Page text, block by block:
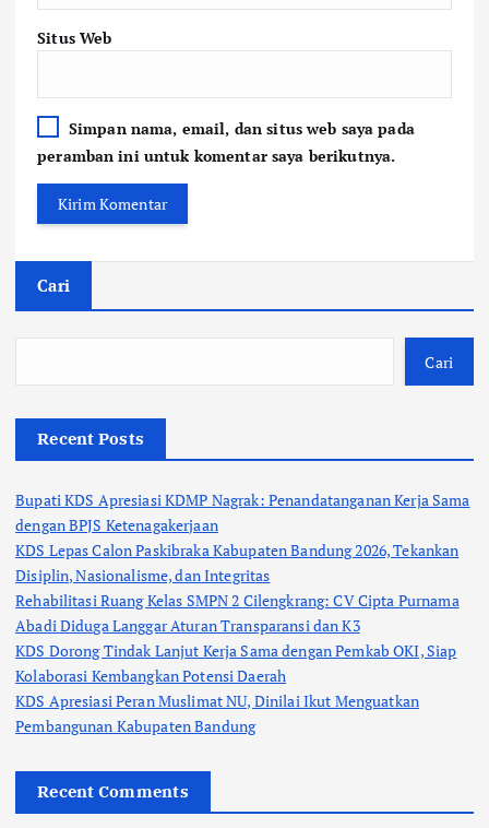
Situs Web
Simpan nama, email, dan situs web saya pada
peramban ini untuk komentar saya berikutnya.
Cari
Cari
Recent Posts
Bupati KDS Apresiasi KDMP Nagrak: Penandatanganan Kerja Sama
dengan BPJS Ketenagakerjaan
KDS Lepas Calon Paskibraka Kabupaten Bandung 2026, Tekankan
Disiplin, Nasionalisme, dan Integritas
Rehabilitasi Ruang Kelas SMPN 2 Cilengkrang: CV Cipta Purnama
Abadi Diduga Langgar Aturan Transparansi dan K3
KDS Dorong Tindak Lanjut Kerja Sama dengan Pemkab OKI, Siap
Kolaborasi Kembangkan Potensi Daerah
KDS Apresiasi Peran Muslimat NU, Dinilai Ikut Menguatkan
Pembangunan Kabupaten Bandung
Recent Comments